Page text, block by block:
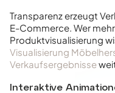
Transparenz erzeugt
E-Commerce. Wer
Produktvisualisierung
Visualisierung
Verkaufsergebnisse
Interaktive